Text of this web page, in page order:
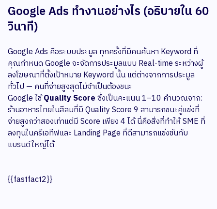
Google Ads ทำงานอย่างไร (อธิบายใน 60
วินาที)
Google Ads คือระบบประมูล ทุกครั้งที่มีคนค้นหา Keyword ที่
คุณกำหนด Google จะจัดการประมูลแบบ Real-time ระหว่างผู้
ลงโฆษณาที่ตั้งเป้าหมาย Keyword นั้น แต่ต่างจากการประมูล
ทั่วไป — คนที่จ่ายสูงสุดไม่จำเป็นต้องชนะ
Google ใช้Quality Scoreซึ่งเป็นคะแนน 1–10 คำนวณจาก:
ร้านอาหารไทยในสีลมที่มี Quality Score 9 สามารถชนะคู่แข่งที่
จ่ายสูงกว่าสองเท่าแต่มี Score เพียง 4 ได้ นี่คือสิ่งที่ทำให้ SME ที่
ลงทุนในครีเอทีฟและ Landing Page ที่ดีสามารถแข่งขันกับ
แบรนด์ใหญ่ได้
{{fastfact2}}